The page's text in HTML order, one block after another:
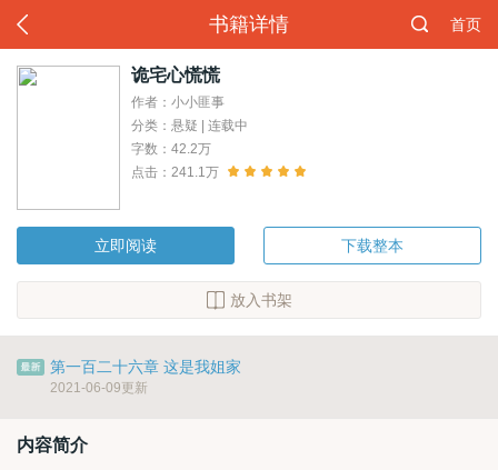
书籍详情 首页
诡宅心慌慌
作者：小小匪事
分类：悬疑 | 连载中
字数：42.2万
点击：241.1万
立即阅读 下载整本
放入书架
第一百二十六章 这是我姐家
2021-06-09更新
内容简介